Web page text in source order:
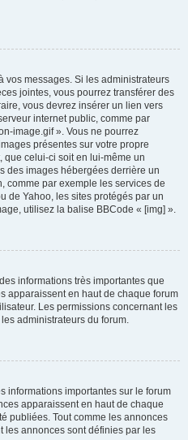
vos messages. Si les administrateurs
jointes, vous pourrez transférer des
vous devrez insérer un lien vers
internet public, comme par
image.gif ». Vous ne pourrez
présentes sur votre propre
celui-ci soit en lui-même un
des images hébergées derrière un
comme par exemple les services de
de Yahoo, les sites protégés par un
utilisez la balise BBCode « [img] ».
informations très importantes que
apparaissent en haut de chaque forum
Les permissions concernant les
administrateurs du forum.
informations importantes sur le forum
apparaissent en haut de chaque
publiées. Tout comme les annonces
les annonces sont définies par les